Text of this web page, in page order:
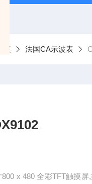
表 法国CA示波表
x 480 全彩TFT触摸屏